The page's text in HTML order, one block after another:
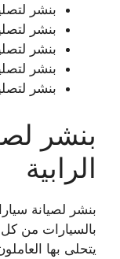
بنشر
بنشر
بنشر
بنشر
بنشر
بنشر
الرابية
بنشر لصيانة
بالسيارات من كل
يتحلى بها